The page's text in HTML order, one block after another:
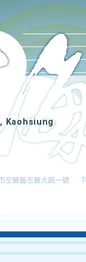
Kaohsiung